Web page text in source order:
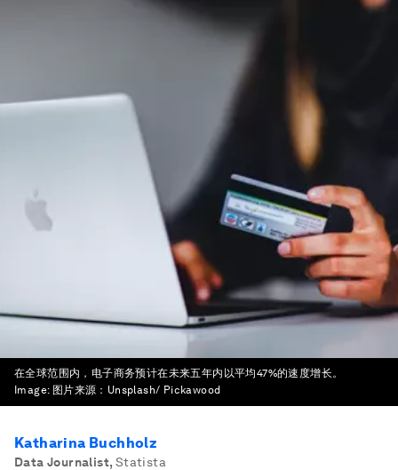
在全球范围内，电子商务预计在未来五年内以平均47%的速度增长。
Image: 图片来源：Unsplash/ Pickawood
Katharina Buchholz
Data Journalist, Statista